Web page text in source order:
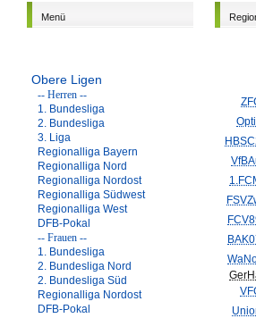
Menü
Obere Ligen
-- Herren --
1. Bundesliga
2. Bundesliga
3. Liga
Regionalliga Bayern
Regionalliga Nord
Regionalliga Nordost
Regionalliga Südwest
Regionalliga West
DFB-Pokal
-- Frauen --
1. Bundesliga
2. Bundesliga Nord
2. Bundesliga Süd
Regionalliga Nordost
DFB-Pokal